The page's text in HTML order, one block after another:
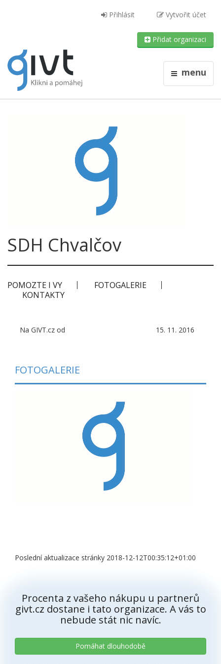
Přihlásit Vytvořit účet
Přidat organizaci
menu
SDH Chvalčov
POMOZTE I VY
FOTOGALERIE
KONTAKTY
Na GIVT.cz od 15. 11. 2016
FOTOGALERIE
Poslední aktualizace stránky 2018-12-12T00:35:12+01:00
Procenta z vašeho nákupu u partnerů
givt.cz dostane i tato organizace. A vás to
nebude stát nic navíc.
Pomáhat dlouhodobě